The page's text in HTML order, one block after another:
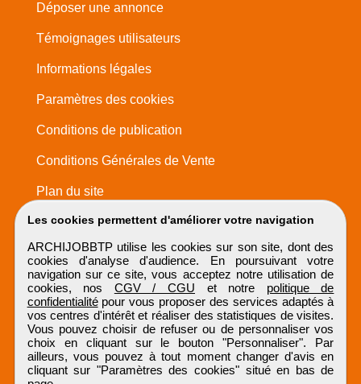
Les cookies permettent d'améliorer votre navigation
ARCHIJOBBTP utilise les cookies sur son site, dont des
cookies d'analyse d'audience. En poursuivant votre
navigation sur ce site, vous acceptez notre utilisation de
cookies, nos CGV / CGU et notre politique de
confidentialitépour vous proposer des services adaptés à
vos centres d'intérêt et réaliser des statistiques de visites.
Vous pouvez choisir de refuser ou de personnaliser vos
choix en cliquant sur le bouton "Personnaliser". Par
ailleurs, vous pouvez à tout moment changer d'avis en
cliquant sur "Paramètres des cookies" situé en bas de
Déposer une annonce
Témoignages utilisateurs
Informations légales
Paramètres des cookies
Conditions de publication
Conditions Générales de Vente
Plan du site